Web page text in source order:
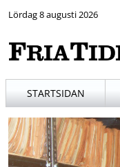
Lördag 8 augusti 2026
STARTSIDAN